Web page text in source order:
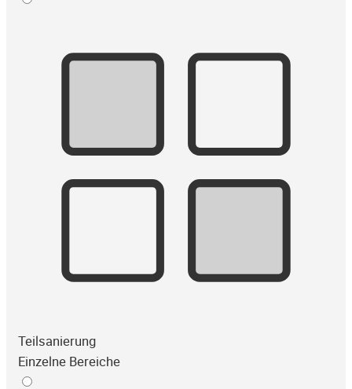
Teilsanierung
Einzelne Bereiche